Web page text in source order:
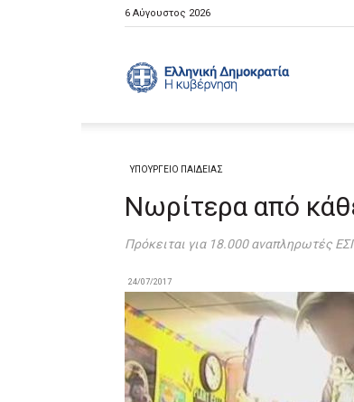
6 Αύγουστος 2026
ΥΠΟΥΡΓΕΙΟ ΠΑΙΔΕΙΑΣ
Νωρίτερα από
Πρόκειται για 18.000 αναπληρωτές
24/07/2017